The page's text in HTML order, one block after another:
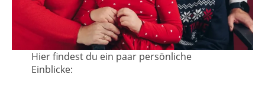
Hier findest du ein paar persönliche
Einblicke: